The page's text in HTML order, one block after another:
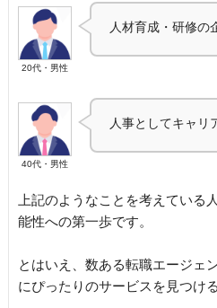
20代・男性
人材育成・研修の
40代・男性
人事としてキャリ
上記のようなことを考えている
能性への第一歩です。
とはいえ、数ある転職エージェ
にぴったりのサービスを見つけ